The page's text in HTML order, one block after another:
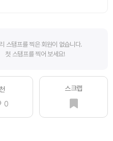
스탬프를 찍은 회원이 없습니다.
첫 스탬프를 찍어 보세요!
0
스크랩